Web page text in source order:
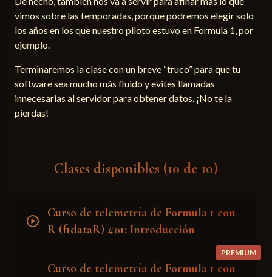
vimos sobre las temporadas, porque podremos elegir solo
los años en los que nuestro piloto estuvo en Formula 1, por
ejemplo.
Terminaremos la clase con un breve “truco” para que tu
software sea mucho más fluido y evites llamadas
innecesarias al servidor para obtener datos. ¡No te la
pierdas!
Clases disponibles (10 de 10)
play_circle
Curso de telemetría de Formula 1 con
R (f1dataR) #01: Introducción
PREMIUM
Curso de telemetría de Formula 1 con